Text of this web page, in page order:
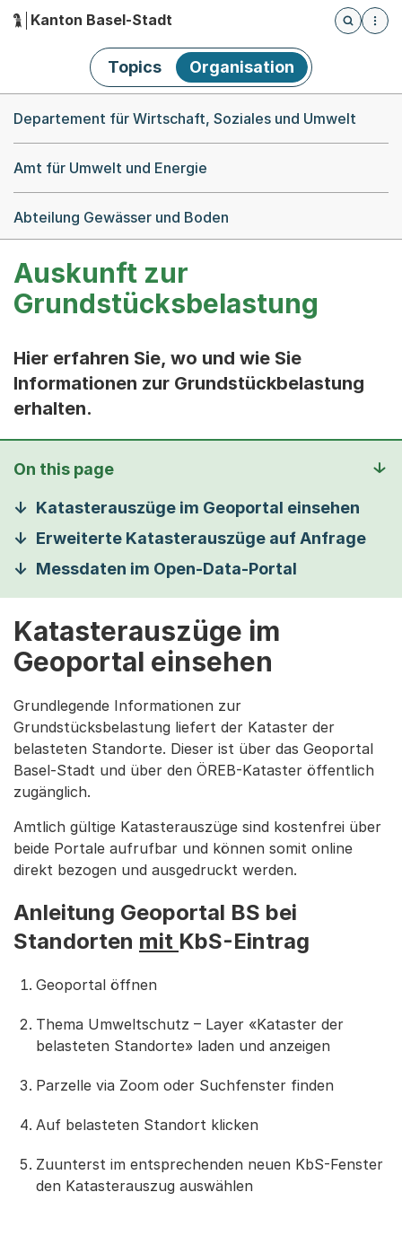
Hauptnavigation
Kanton Basel-Stadt
Öffnet
Topics Organisation
Departement für Wirtschaft, Soziales und Umwelt
Amt für Umwelt und Energie
Abteilung Gewässer und Boden
Auskunft zur
Grundstücksbelastung
Hier erfahren Sie, wo und wie Sie
Informationen zur Grundstückbelastung
erhalten.
On this page
Katasterauszüge im Geoportal einsehen
Erweiterte Katasterauszüge auf Anfrage
Messdaten im Open-Data-Portal
Katasterauszüge im
Geoportal einsehen
Grundlegende Informationen zur
Grundstücksbelastung liefert der Kataster der
belasteten Standorte. Dieser ist über das Geoportal
Basel-Stadt und über den ÖREB-Kataster öffentlich
zugänglich.
Amtlich gültige Katasterauszüge sind kostenfrei über
beide Portale aufrufbar und können somit online
direkt bezogen und ausgedruckt werden.
Anleitung Geoportal BS bei
Standorten mit KbS-Eintrag
Geoportal öffnen
Thema Umweltschutz – Layer «Kataster der
belasteten Standorte» laden und anzeigen
Parzelle via Zoom oder Suchfenster finden
Auf belasteten Standort klicken
Zuunterst im entsprechenden neuen KbS-Fenster
den Katasterauszug auswählen